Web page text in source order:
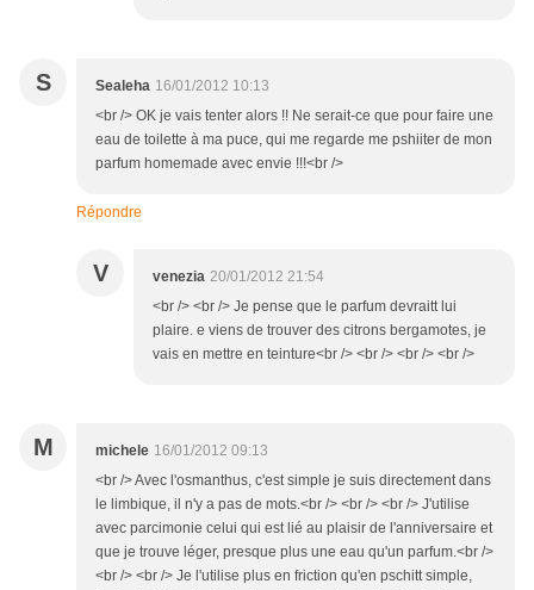
S Sealeha 16/01/2012 10:13
<br /> OK je vais tenter alors !! Ne serait-ce que pour faire une
eau de toilette à ma puce, qui me regarde me pshiiter de mon
parfum homemade avec envie !!!<br />
Répondre
V venezia 20/01/2012 21:54
<br /> <br /> Je pense que le parfum devraitt lui
plaire. e viens de trouver des citrons bergamotes, je
vais en mettre en teinture<br /> <br /> <br /> <br />
M michele 16/01/2012 09:13
<br /> Avec l'osmanthus, c'est simple je suis directement dans
le limbique, il n'y a pas de mots.<br /> <br /> <br /> J'utilise
avec parcimonie celui qui est lié au plaisir de l'anniversaire et
que je trouve léger, presque plus une eau qu'un parfum.<br />
<br /> <br /> Je l'utilise plus en friction qu'en pschitt simple,